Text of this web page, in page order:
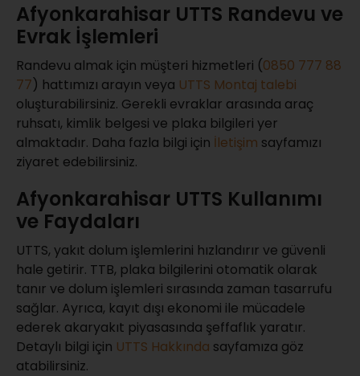
Afyonkarahisar UTTS Randevu ve
Evrak İşlemleri
Randevu almak için müşteri hizmetleri (0850 777 88
77) hattımızı arayın veya UTTS Montaj talebi
oluşturabilirsiniz. Gerekli evraklar arasında araç
ruhsatı, kimlik belgesi ve plaka bilgileri yer
almaktadır. Daha fazla bilgi için İletişim sayfamızı
ziyaret edebilirsiniz.
Afyonkarahisar UTTS Kullanımı
ve Faydaları
UTTS, yakıt dolum işlemlerini hızlandırır ve güvenli
hale getirir. TTB, plaka bilgilerini otomatik olarak
tanır ve dolum işlemleri sırasında zaman tasarrufu
sağlar. Ayrıca, kayıt dışı ekonomi ile mücadele
ederek akaryakıt piyasasında şeffaflık yaratır.
Detaylı bilgi için UTTS Hakkında sayfamıza göz
atabilirsiniz.